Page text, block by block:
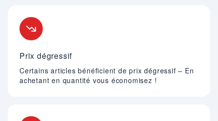
Prix dégressif
Certains articles bénéficient de prix dégressif – En
achetant en quantité vous économisez !